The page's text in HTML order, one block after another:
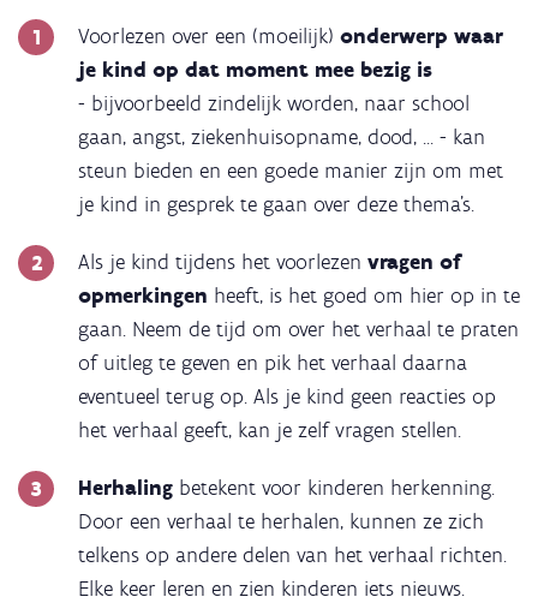
Voorlezen over een (moeilijk) onderwerp waar
je kind op dat moment mee bezig is
- bijvoorbeeld zindelijk worden, naar school
gaan, angst, ziekenhuisopname, dood, ... - kan
steun bieden en een goede manier zijn om met
je kind in gesprek te gaan over deze thema's.
Als je kind tijdens het voorlezen vragen of
opmerkingen heeft, is het goed om hier op in te
gaan. Neem de tijd om over het verhaal te praten
of uitleg te geven en pik het verhaal daarna
eventueel terug op. Als je kind geen reacties op
het verhaal geeft, kan je zelf vragen stellen.
Herhaling betekent voor kinderen herkenning.
Door een verhaal te herhalen, kunnen ze zich
telkens op andere delen van het verhaal richten.
Elke keer leren en zien kinderen iets nieuws.